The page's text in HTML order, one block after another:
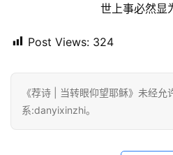
世上事必然显
Post Views: 324
《荐诗 | 当转眼仰望耶稣》未经
系:danyixinzhi。